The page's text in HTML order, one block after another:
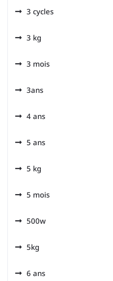
3 cycles
3 kg
3 mois
3ans
4 ans
5 ans
5 kg
5 mois
500w
5kg
6 ans